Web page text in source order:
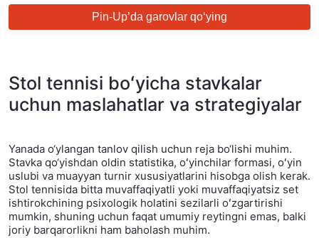
Pin-Up’da garovlar qo‘ying
Stol tennisi boʻyicha stavkalar
uchun maslahatlar va strategiyalar
Yanada o‘ylangan tanlov qilish uchun reja bo‘lishi muhim.
Stavka qo‘yishdan oldin statistika, oʻyinchilar formasi, oʻyin
uslubi va muayyan turnir xususiyatlarini hisobga olish kerak.
Stol tennisida bitta muvaffaqiyatli yoki muvaffaqiyatsiz set
ishtirokchining psixologik holatini sezilarli oʻzgartirishi
mumkin, shuning uchun faqat umumiy reytingni emas, balki
joriy barqarorlikni ham baholash muhim.